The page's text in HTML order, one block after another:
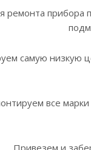
ремонта прибора
самую низкую
все
Привезем и